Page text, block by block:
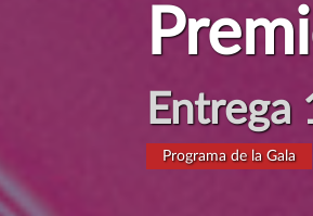
Ver candidaturas